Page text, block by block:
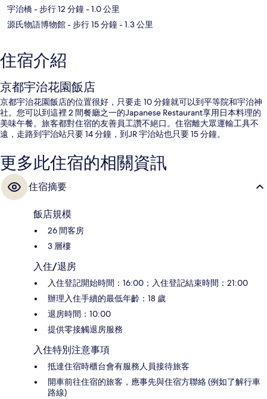
宇治橋- 步行 12 分鐘- 1.0 公里
源氏物語博物館- 步行 15 分鐘- 1.3 公里
住宿介紹
京都宇治花園飯店
京都宇治花園飯店的位置很好，只要走 10 分鐘就可以到平等院和宇治神
社。您可以到這裡 2 間餐廳之一的Japanese Restaurant享用日本料理的
美味午餐。旅客都對住宿的友善員工讚不絕口。住宿離大眾運輸工具不
遠，走路到宇治站只要 14 分鐘，到JR 宇治站也只要 15 分鐘。
更多此住宿的相關資訊
住宿摘要
飯店規模
26 間客房
3 層樓
入住/退房
入住登記開始時間：16:00；入住登記結束時間：21:00
辦理入住手續的最低年齡：18 歲
退房時間：10:00
提供零接觸退房服務
入住特別注意事項
抵達住宿時櫃台會有服務人員接待旅客
開車前往住宿的旅客，應事先與住宿方聯絡 (例如了解行車
路線)